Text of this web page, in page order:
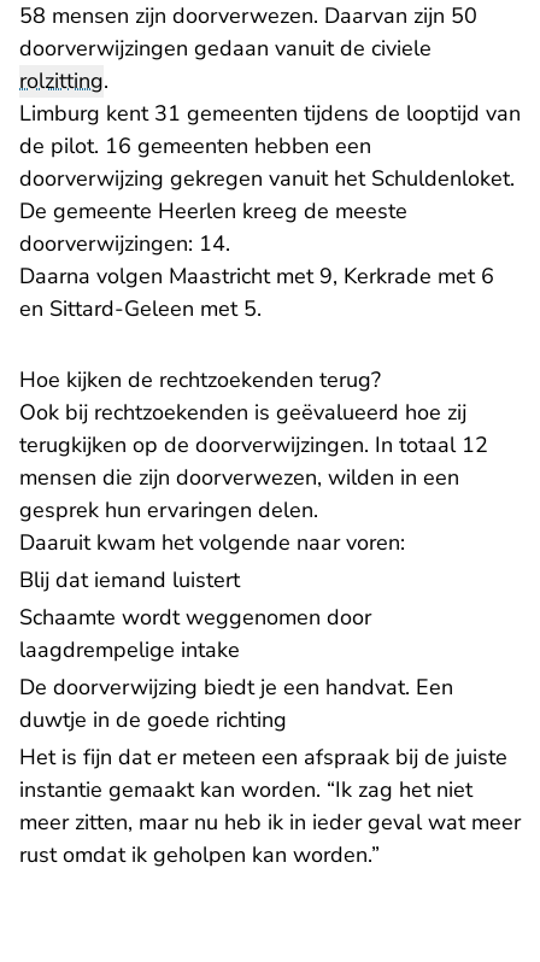
58 mensen zijn doorverwezen. Daarvan zijn 50
doorverwijzingen gedaan vanuit de civiele
rolzitting.
Limburg kent 31 gemeenten tijdens de looptijd van
de pilot. 16 gemeenten hebben een
doorverwijzing gekregen vanuit het Schuldenloket.
De gemeente Heerlen kreeg de meeste
doorverwijzingen: 14.
Daarna volgen Maastricht met 9, Kerkrade met 6
en Sittard-Geleen met 5.
Hoe kijken de rechtzoekenden terug?
Ook bij rechtzoekenden is geëvalueerd hoe zij
terugkijken op de doorverwijzingen. In totaal 12
mensen die zijn doorverwezen, wilden in een
gesprek hun ervaringen delen.
Daaruit kwam het volgende naar voren:
Blij dat iemand luistert
Schaamte wordt weggenomen door
laagdrempelige intake
De doorverwijzing biedt je een handvat. Een
duwtje in de goede richting
Het is fijn dat er meteen een afspraak bij de juiste
instantie gemaakt kan worden. “Ik zag het niet
meer zitten, maar nu heb ik in ieder geval wat meer
rust omdat ik geholpen kan worden.”